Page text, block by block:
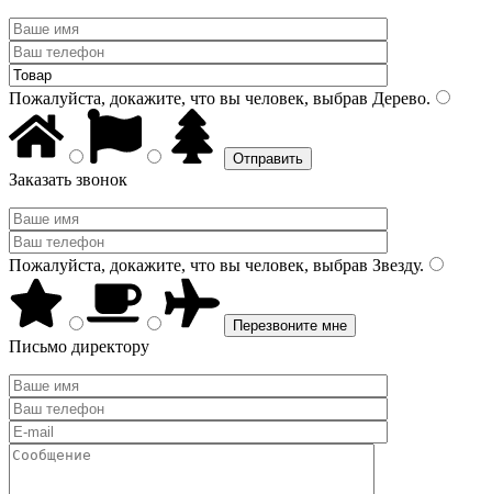
Пожалуйста, докажите, что вы человек, выбрав Дерево.
Заказать звонок
Пожалуйста, докажите, что вы человек, выбрав Звезду.
Письмо директору